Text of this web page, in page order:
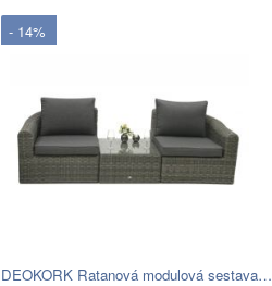
- 14%
DEOKORK Ratanová modulová sestava…